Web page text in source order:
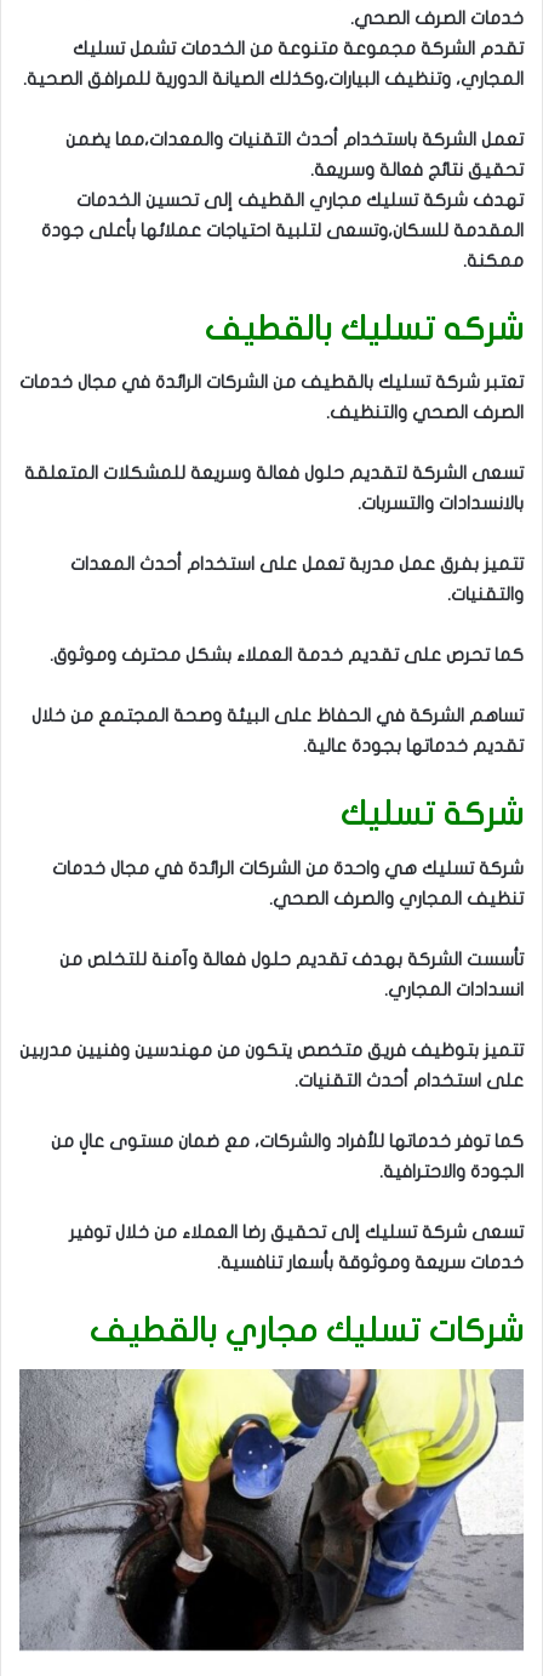
خدمات الصرف الصحي.
تقدم الشركة مجموعة متنوعة من الخدمات تشمل تسليك
المجاري، وتنظيف البيارات،وكذلك الصيانة الدورية للمرافق الصحية.
تعمل الشركة باستخدام أحدث التقنيات والمعدات،مما يضمن
تحقيق نتائج فعالة وسريعة.
تهدف شركة تسليك مجاري القطيف إلى تحسين الخدمات
المقدمة للسكان،وتسعى لتلبية احتياجات عملائها بأعلى جودة
ممكنة.
شركه تسليك بالقطيف
تعتبر شركة تسليك بالقطيف من الشركات الرائدة في مجال خدمات
الصرف الصحي والتنظيف.
تسعى الشركة لتقديم حلول فعالة وسريعة للمشكلات المتعلقة
بالانسدادات والتسربات.
تتميز بفرق عمل مدربة تعمل على استخدام أحدث المعدات
والتقنيات.
كما تحرص على تقديم خدمة العملاء بشكل محترف وموثوق.
تساهم الشركة في الحفاظ على البيئة وصحة المجتمع من خلال
تقديم خدماتها بجودة عالية.
شركة تسليك
شركة تسليك هي واحدة من الشركات الرائدة في مجال خدمات
تنظيف المجاري والصرف الصحي.
تأسست الشركة بهدف تقديم حلول فعالة وآمنة للتخلص من
انسدادات المجاري.
تتميز بتوظيف فريق متخصص يتكون من مهندسين وفنيين مدربين
على استخدام أحدث التقنيات.
كما توفر خدماتها للأفراد والشركات، مع ضمان مستوى عالٍ من
الجودة والاحترافية.
تسعى شركة تسليك إلى تحقيق رضا العملاء من خلال توفير
خدمات سريعة وموثوقة بأسعار تنافسية.
شركات تسليك مجاري بالقطيف